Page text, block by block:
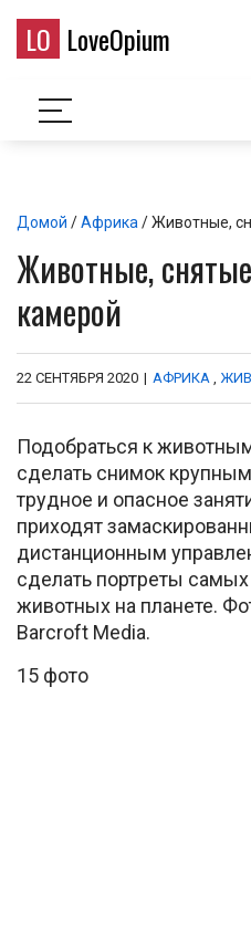
LO LoveOpium
Домой /Африка / Животные,
Животные,
камерой
22 СЕНТЯБРЯ 2020 | АФРИКА ,
Подобраться к
сделать снимок
трудное и опасное
приходят
дистанционным
сделать портреты
животных на планете.
Barcroft Media.
15 фото